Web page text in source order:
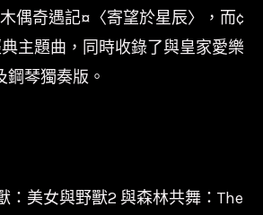
偶奇遇記¤〈寄望於星辰〉，而¢
主題曲，同時收錄了與皇家愛樂
琴獨奏版。
：美女與野獸2 與森林共舞：The